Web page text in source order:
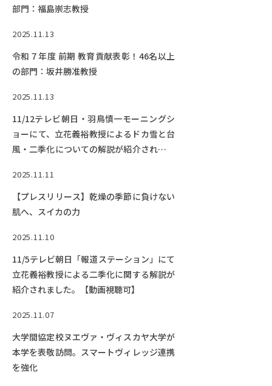
部門：福島崇志教授
2025.11.13
令和７年度 前期 教育貢献表彰！46名以上
の部門：坂井勝准教授
2025.11.13
11/12テレビ朝日・羽鳥慎一モーニングシ
ョーにて、立花義裕教授によるドカ雪と台
風・二季化についての解説が紹介されまし
2025.11.11
【プレスリリース】乾燥の季節に負けない
肌へ、スイカの力
2025.11.10
11/5テレビ朝日「報道ステーション」にて
立花義裕教授による二季化に関する解説が
紹介されました。【動画視聴可】
2025.11.07
大学間協定校ヌエヴァ・ヴィスカヤ大学が
本学を表敬訪問。スマートヴィレッジ連携
を強化